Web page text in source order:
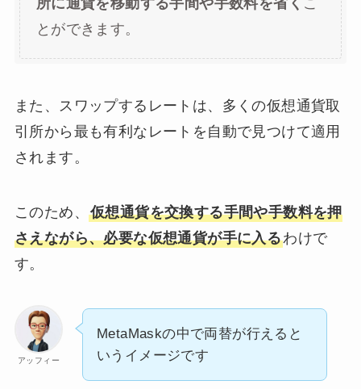
所に通貨を移動する手間や手数料を省く こ
とができます。
また、スワップするレートは、多くの仮想通貨取
引所から最も有利なレートを自動で見つけて適用
されます。
このため、 仮想通貨を交換する手間や手数料を押
さえながら、必要な仮想通貨が手に入るわけで
す。
アッフィー
MetaMaskの中で両替が行えると
いうイメージです